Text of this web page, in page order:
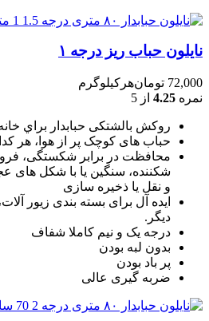
نایلون حباب ریز درجه ۱
72,000 تومانهرکیلوگرم
نمره 4.25 از 5
روکش بالشتکی حبابدار براي
حباب های کوچک پر از هوا، هر کدام 3 / 16 اينچ اندازه
محافظت در برابر شکستگی،
شکننده، سنگين يا با شکل های
و نقل يا ذخيره سازی
ایده آل برای بسته بندی زیور
دیگر.
درجه یک و نیم کاملا شفاف
بدون لبه بودن
پر باد بودن
ضربه گیری عالی